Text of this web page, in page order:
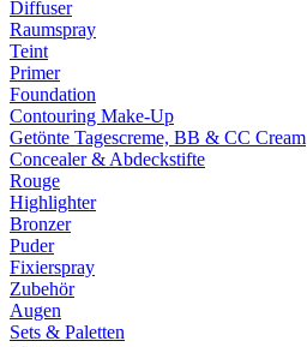
Diffuser
Raumspray
Teint
Primer
Foundation
Contouring Make-Up
Getönte Tagescreme, BB & CC Cream
Concealer & Abdeckstifte
Rouge
Highlighter
Bronzer
Puder
Fixierspray
Zubehör
Augen
Sets & Paletten